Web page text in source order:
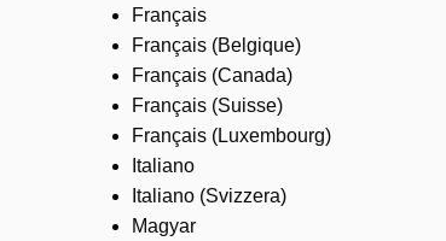
Français
Français (Belgique)
Français (Canada)
Français (Suisse)
Français (Luxembourg)
Italiano
Italiano (Svizzera)
Magyar